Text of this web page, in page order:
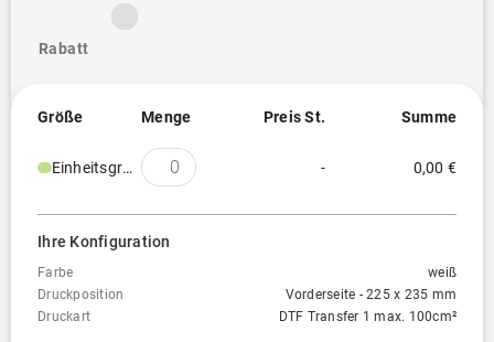
Rabatt
Größe Menge Preis St. Summe
Einheitsgröße - 0,00 €
Ihre Konfiguration
Farbe
weiß
Druckposition
Vorderseite - 225 x 235 mm
Druckart
DTF Transfer 1 max. 100cm²